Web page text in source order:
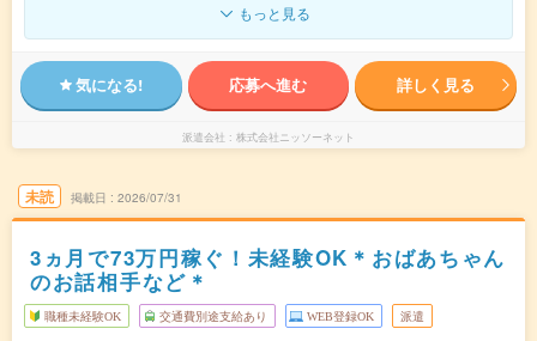
もっと見る
気になる! 応募へ進む 詳しく見る
派遣会社 株式会社ニッソーネット
未読 掲載日 2026/07/31
3ヵ月で73万円稼ぐ！未経験OK＊おばあちゃん
のお話相手など＊
職種未経験OK 交通費別途支給あり WEB登録OK 派遣